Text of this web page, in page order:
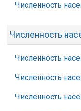
Численность
Численность
Численность
Численность
Численность